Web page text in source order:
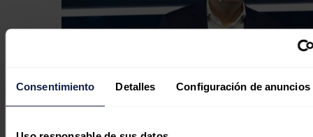
Consentimiento Detalles Configuración de anuncios